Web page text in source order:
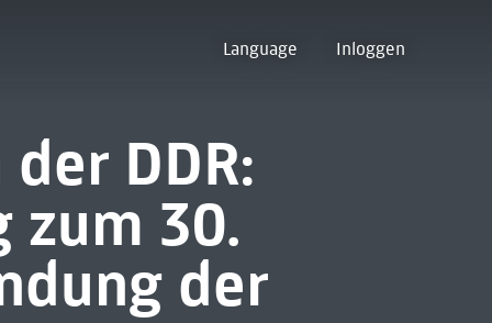
Language Inloggen
DDR:
zum 30.
der